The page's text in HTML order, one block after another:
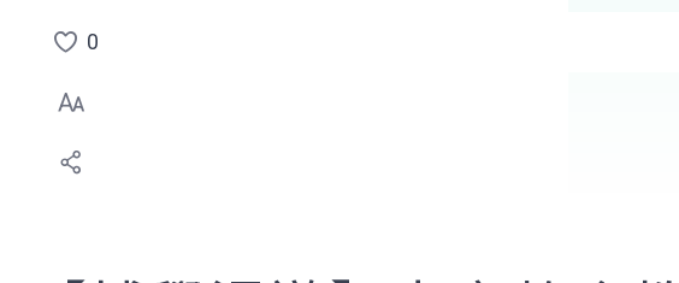
點
選
喜
0